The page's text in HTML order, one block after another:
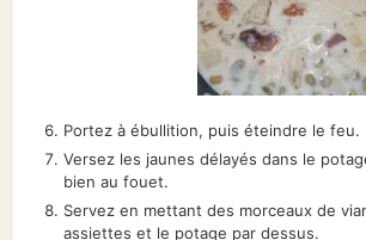
Portez à ébullition, puis éteindre le feu.
Versez les jaunes délayés dans le
bien au fouet.
Servez en mettant des morceaux de
assiettes et le potage par dessus.